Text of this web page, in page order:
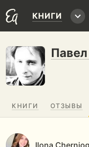
КНИГИ
КНИГИ ОТЗЫВЫ
Ilona